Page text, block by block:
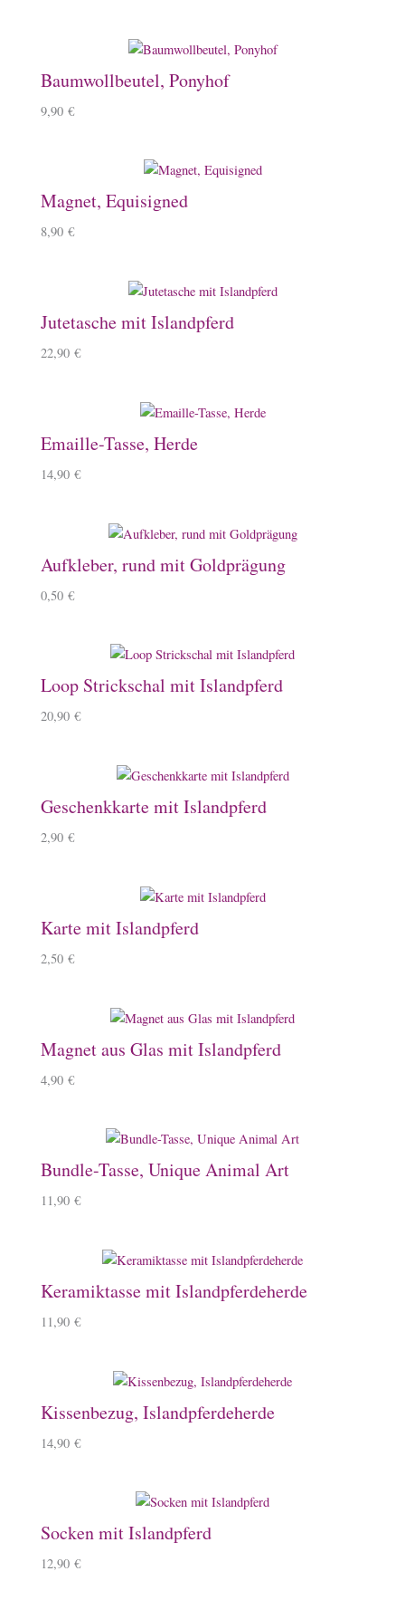
Baumwollbeutel, Ponyhof
9,90 €
Magnet, Equisigned
8,90 €
Jutetasche mit Islandpferd
22,90 €
Emaille-Tasse, Herde
14,90 €
Aufkleber, rund mit Goldprägung
0,50 €
Loop Strickschal mit Islandpferd
20,90 €
Geschenkkarte mit Islandpferd
2,90 €
Karte mit Islandpferd
2,50 €
Magnet aus Glas mit Islandpferd
4,90 €
Bundle-Tasse, Unique Animal Art
11,90 €
Keramiktasse mit Islandpferdeherde
11,90 €
Kissenbezug, Islandpferdeherde
14,90 €
Socken mit Islandpferd
12,90 €